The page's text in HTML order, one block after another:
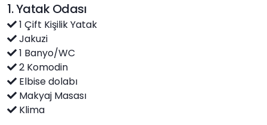
1. Yatak Odası
1 Çift Kişilik Yatak
Jakuzi
1 Banyo/WC
2 Komodin
Elbise dolabı
Makyaj Masası
Klima